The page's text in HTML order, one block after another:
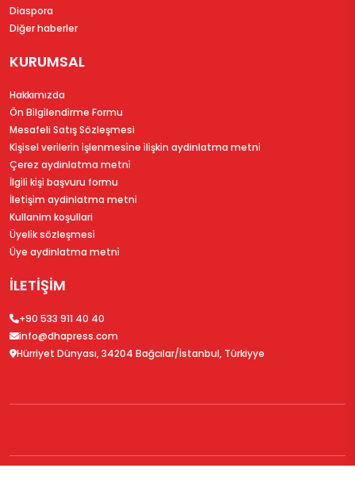
Diaspora
Diğer haberler
KURUMSAL
Hakkımızda
Ön Bi̇lgi̇lendi̇rme Formu
Mesafeli Satış Sözleşmesi
Ki̇şi̇sel veri̇leri̇n i̇şlenmesi̇ne i̇li̇şki̇n aydinlatma metni̇
Çerez aydinlatma metni̇
İlgi̇li̇ ki̇şi̇ başvuru formu
İleti̇şi̇m aydinlatma metni̇
Kullanim koşullari
Üyeli̇k sözleşmesi̇
Üye aydinlatma metni̇
İLETİŞİM
+90 533 911 40 40
info@dhapress.com
Hürriyet Dünyası, 34204 Bağcılar/İstanbul, Türkiyye